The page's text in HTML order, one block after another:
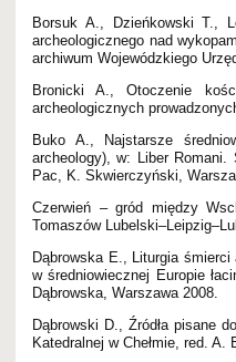
Borsuk A., Dzieńkowski T.,
archeologicznego nad
archiwum Wojewódzkiego
Bronicki A., Otoczenie
archeologicznych
Buko A., Najstarsze
archeology), w: Liber Romani.
Pac, K. Skwierczyński,
Czerwień – gród między
Tomaszów
Dąbrowska E., Liturgia
w średniowiecznej Europie
Dąbrowska, Warszawa 2008.
Dąbrowski D., Źródła pisane
Katedralnej w Chełmie, red. A.